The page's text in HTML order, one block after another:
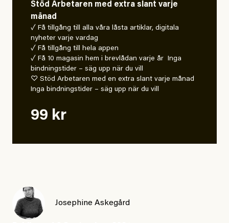
Stöd Arbetaren med extra slant varje
månad
✓ Få tillgång till alla våra låsta artiklar, digitala
nyheter varje vardag
✓ Få tillgång till hela appen
✓ Få 10 magasin hem i brevlådan varje år Inga
bindningstider – säg upp när du vill
♡ Stöd Arbetaren med en extra slant varje månad
Inga bindningstider – säg upp när du vill
99 kr
Josephine Askegård